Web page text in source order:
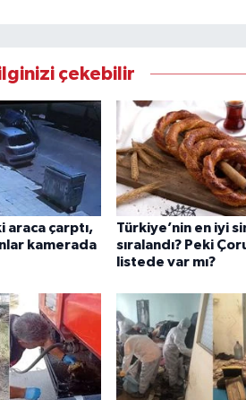
çekebilir
araca çarptı,
kamerada
Türkiye’nin en iyi
sıralandı? Peki
listede var mı?